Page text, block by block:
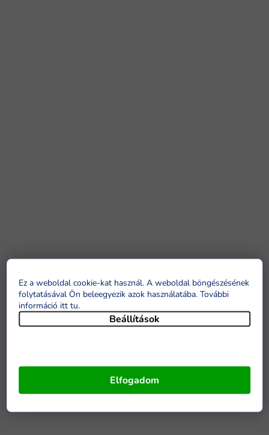
Ez a weboldal cookie-kat használ. A weboldal böngészésének
folytatásával Ön beleegyezik azok használatába. További
információ itt tu.
Beállítások
Elfogadom